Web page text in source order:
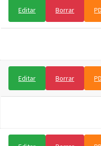
Editar Borrar
Editar Borrar